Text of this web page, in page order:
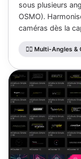
sous plusieurs
OSMO).
caméras dès la
👯‍♂️ Multi-Angles &